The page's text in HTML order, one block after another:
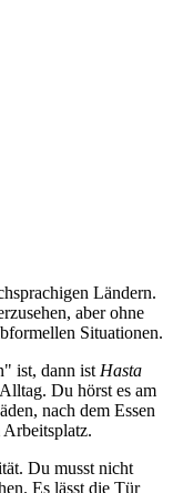
Ländern.
aber ohne
Situationen.
ist, dann ist Hasta
Du hörst es am
nach dem Essen
Du musst nicht
Es lässt die Tür